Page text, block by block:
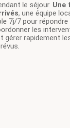
le séjour. Une
, une équipe
7j/7 pour répondre
les
gérer rapidement